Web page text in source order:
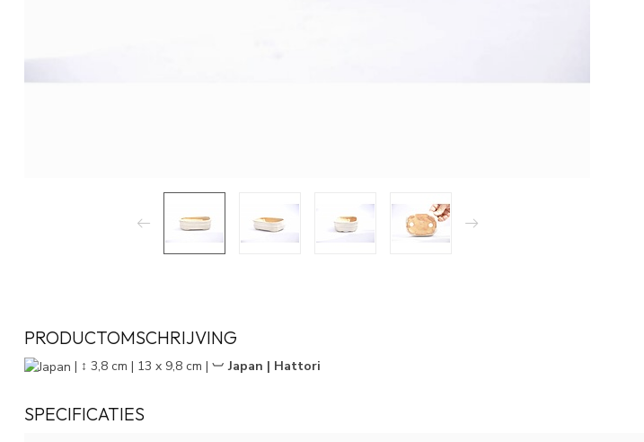
PRODUCTOMSCHRIJVING
| ↕ 3,8 cm | 13 x 9,8 cm | ︺ Japan | Hattori
SPECIFICATIES